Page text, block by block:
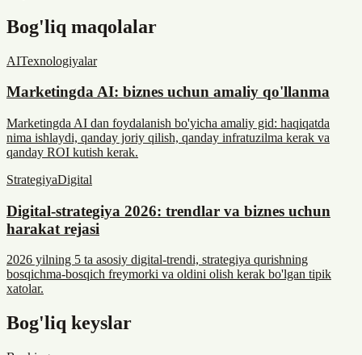
Bog'liq maqolalar
AITexnologiyalar
Marketingda AI: biznes uchun amaliy qo'llanma
Marketingda AI dan foydalanish bo'yicha amaliy gid: haqiqatda
nima ishlaydi, qanday joriy qilish, qanday infratuzilma kerak va
qanday ROI kutish kerak.
StrategiyaDigital
Digital-strategiya 2026: trendlar va biznes uchun
harakat rejasi
2026 yilning 5 ta asosiy digital-trendi, strategiya qurishning
bosqichma-bosqich freymorki va oldini olish kerak bo'lgan tipik
xatolar.
Bog'liq keyslar